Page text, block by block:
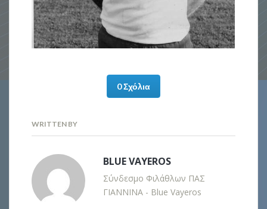
0 Σχόλια
WRITTEN BY
BLUE VAYEROS
Σύνδεσμο Φιλάθλων ΠΑΣ
ΓΙΑΝΝΙΝΑ - Blue Vayeros